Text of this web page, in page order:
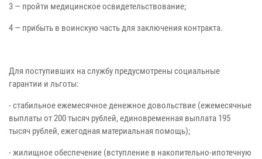
3 — пройти медицинское освидетельствование;
4 — прибыть в воинскую часть для заключения контракта.
Для поступивших на службу предусмотрены социальные
гарантии и льготы:
- стабильное ежемесячное денежное довольствие (ежемесячные
выплаты от 200 тысяч рублей, единовременная выплата 195
тысяч рублей, ежегодная материальная помощь);
- жилищное обеспечение (вступление в накопительно-ипотечную